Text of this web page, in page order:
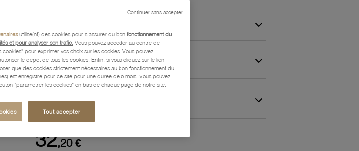
Caractéristiques détaillées
Paiement, Livraison, Retours et Garantie
32,20 €
utilise(nt) des cookies pour s'assurer du bon fonctionnement du
et pour analyser son trafic. Vous pouvez accéder au centre de
pour exprimer vos choix sur les cookies. Vous pouvez
le dépôt de tous les cookies. Enfin, si vous cliquez sur le lien
que des cookies strictement nécessaires au bon fonctionnement du
est enregistré pour ce site pour une durée de 6 mois. Vous pouvez
"paramétrer les cookies" en bas de chaque page de notre site.
Tout accepter
Continuer sans accepter